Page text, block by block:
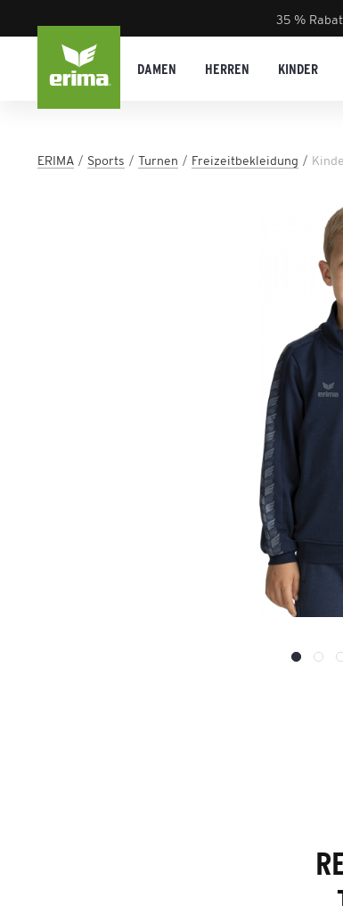
35 %
DAMEN HERREN KINDER
ERIMA Sports Turnen Freizeitbekleidung